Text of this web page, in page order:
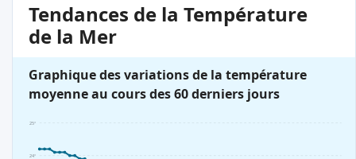
Tendances de la Température
de la Mer
Graphique des variations de la température
moyenne au cours des 60 derniers jours
24°
25°